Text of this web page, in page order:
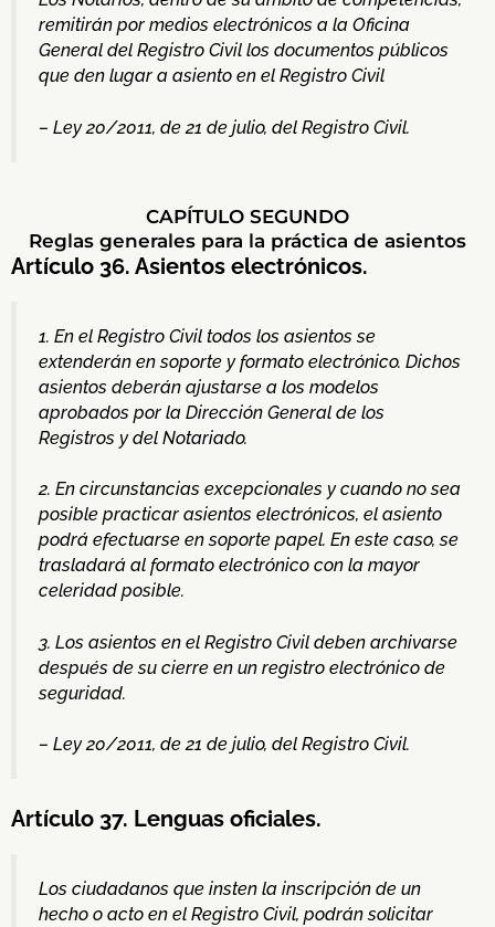
remitirán por medios electrónicos a la Oficina
General del Registro Civil los documentos públicos
que den lugar a asiento en el Registro Civil
– Ley 20/2011, de 21 de julio, del Registro Civil.
CAPÍTULO SEGUNDO
Reglas generales para la práctica de asientos
Artículo 36. Asientos electrónicos.
1. En el Registro Civil todos los asientos se
extenderán en soporte y formato electrónico. Dichos
asientos deberán ajustarse a los modelos
aprobados por la Dirección General de los
Registros y del Notariado.
2. En circunstancias excepcionales y cuando no sea
posible practicar asientos electrónicos, el asiento
podrá efectuarse en soporte papel. En este caso, se
trasladará al formato electrónico con la mayor
celeridad posible.
3. Los asientos en el Registro Civil deben archivarse
después de su cierre en un registro electrónico de
seguridad.
– Ley 20/2011, de 21 de julio, del Registro Civil.
Artículo 37. Lenguas oficiales.
Los ciudadanos que insten la inscripción de un
hecho o acto en el Registro Civil, podrán solicitar